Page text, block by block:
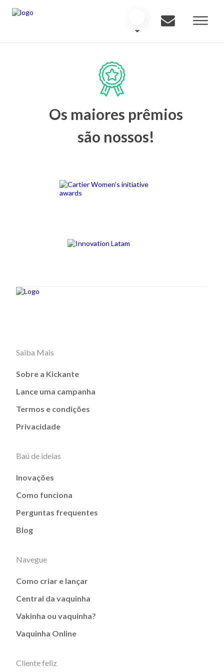
Os maiores prêmios
são nossos!
Saiba Mais
Sobre a Kickante
Lance uma campanha
Termos e condições
Privacidade
Baú de ideias
Inovações
Como funciona
Perguntas frequentes
Blog
Navegue
Como criar e lançar
Central da vaquinha
Vakinha ou vaquinha?
Vaquinha Online
Cliente feliz